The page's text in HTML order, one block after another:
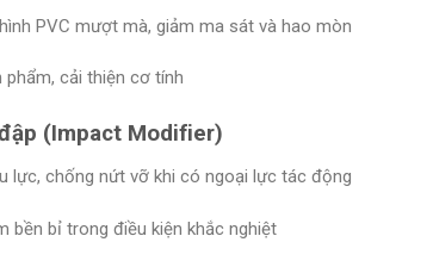
PVC mượt mà, giảm ma sát và hao mòn
phẩm, cải thiện cơ tính
(Impact Modifier)
lực, chống nứt vỡ khi có ngoại lực tác động
bền bỉ trong điều kiện khắc nghiệt